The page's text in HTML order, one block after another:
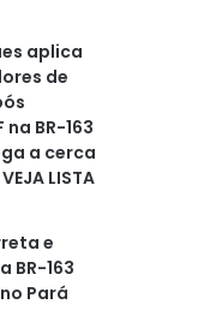
aplica
de
BR-163
a cerca
LISTA
e
BR-163
Pará